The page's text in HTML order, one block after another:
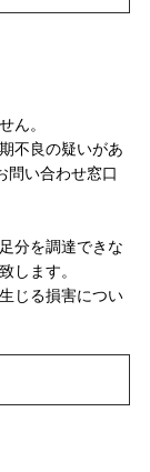
ん。
不良の疑いがあ
問い合わせ窓口
分を調達できな
します。
じる損害につい